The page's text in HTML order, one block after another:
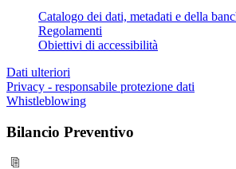
Catalogo dei dati, metadati e della
Regolamenti
Obiettivi di accessibilità
Dati ulteriori
Privacy - responsabile protezione dati
Whistleblowing
Bilancio Preventivo